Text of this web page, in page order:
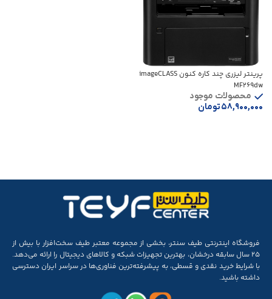
پرینتر لیزری چند کاره کنون imageCLASS
MF269dw
محصولات موجود
۵۸,۹۰۰,۰۰۰تومان
فروشگاه اینترنتی طیف سنتر، بخشی از مجموعه‌ معتبر طیف سخت‌افزار با بیش از
۲۵ سال سابقه‌ درخشان، بهترین تجهیزات شبکه و کالاهای دیجیتال را ارائه می‌دهد.
با شرایط خرید نقدی و قسطی، به پیشرفته‌ترین فناوری‌ها در سراسر ایران دسترسی
داشته باشید.